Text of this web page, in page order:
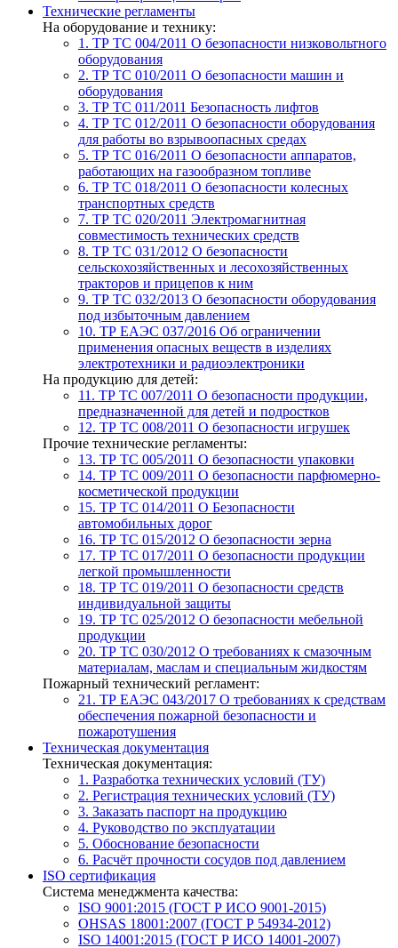
Технические регламенты
На оборудование и технику:
1. ТР ТС 004/2011 О безопасности низковольтного
оборудования
2. ТР ТС 010/2011 О безопасности машин и
оборудования
3. ТР ТС 011/2011 Безопасность лифтов
4. ТР ТС 012/2011 О безопасности оборудования
для работы во взрывоопасных средах
5. ТР ТС 016/2011 О безопасности аппаратов,
работающих на газообразном топливе
6. ТР ТС 018/2011 О безопасности колесных
транспортных средств
7. TР ТС 020/2011 Электромагнитная
совместимость технических средств
8. ТР ТС 031/2012 О безопасности
сельскохозяйственных и лесохозяйственных
тракторов и прицепов к ним
9. ТР ТС 032/2013 О безопасности оборудования
под избыточным давлением
10. ТР ЕАЭС 037/2016 Об ограничении
применения опасных веществ в изделиях
электротехники и радиоэлектроники
На продукцию для детей:
11. ТР ТС 007/2011 О безопасности продукции,
предназначенной для детей и подростков
12. ТР ТС 008/2011 О безопасности игрушек
Прочие технические регламенты:
13. ТР ТС 005/2011 О безопасности упаковки
14. ТР ТС 009/2011 О безопасности парфюмерно-
косметической продукции
15. ТР ТС 014/2011 О Безопасности
автомобильных дорог
16. ТР ТС 015/2012 О безопасности зерна
17. ТР ТС 017/2011 О безопасности продукции
легкой промышленности
18. ТР ТС 019/2011 О безопасности средств
индивидуальной защиты
19. ТР ТС 025/2012 О безопасности мебельной
продукции
20. ТР ТС 030/2012 О требованиях к смазочным
материалам, маслам и специальным жидкостям
Пожарный технический регламент:
21. ТР ЕАЭС 043/2017 О требованиях к средствам
обеспечения пожарной безопасности и
пожаротушения
Техническая документация
Техническая документация:
1. Разработка технических условий (ТУ)
2. Регистрация технических условий (ТУ)
3. Заказать паспорт на продукцию
4. Руководство по эксплуатации
5. Обоснование безопасности
6. Расчёт прочности сосудов под давлением
ISO сертификация
Система менеджмента качества:
ISO 9001:2015 (ГОСТ Р ИСО 9001-2015)
OHSAS 18001:2007 (ГОСТ Р 54934-2012)
ISO 14001:2015 (ГОСТ Р ИСО 14001-2007)